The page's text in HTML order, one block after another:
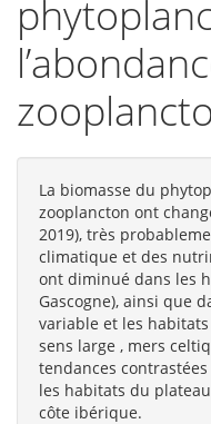
La biomasse du
zooplancton ont
2019), très
climatique et des
ont diminué dans les
Gascogne), ainsi que
variable et les
sens large , mers
tendances
les habitats du
côte ibérique.